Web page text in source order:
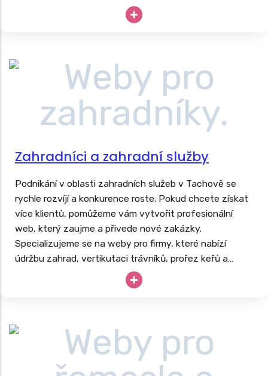
. Drahé stroje nesmějí zahálet, tak proč své
podnikání neopřít o dlouhodobě úspěšný web?
Zahradníci a zahradní služby
Podnikání v oblasti zahradních služeb v Tachově se
rychle rozvíjí a konkurence roste. Pokud chcete získat
více klientů, pomůžeme vám vytvořit profesionální
web, který zaujme a přivede nové zakázky.
Specializujeme se na weby pro firmy, které nabízí
údržbu zahrad, vertikutaci trávníků, prořez keřů a
stromů, instalaci zavlažovacích systémů či kompletní
realizace zahrad. Podívejte se na naši nabídku